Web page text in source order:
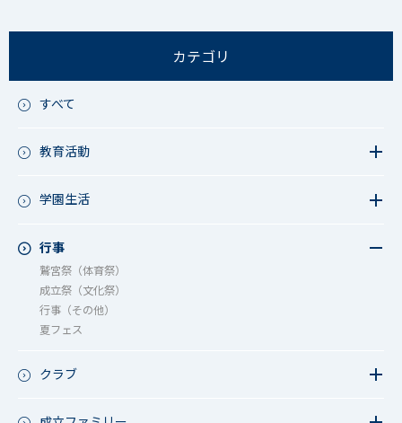
カテゴリ
すべて
教育活動
教育活動（高校）
アース・プロジェクト
校外研修
学園生活
今日の1枚～ｸﾗｽ&ｸﾗﾌﾞ編～
学校長ブログ
行事
鷲宮祭（体育祭）
成立祭（文化祭）
行事（その他）
夏フェス
クラブ
軟式野球